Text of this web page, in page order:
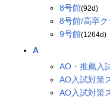
8号館(92d)
8号館/高卒ク
9号館(1264d)
A
AO・推薦入
AO入試対策
AO入試対策